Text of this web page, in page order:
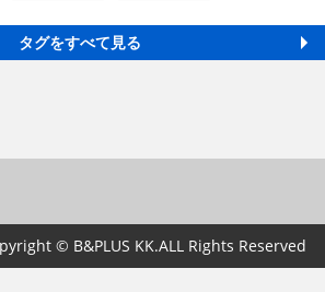
タグをすべて見る
© B&PLUS KK.ALL Rights Reserved